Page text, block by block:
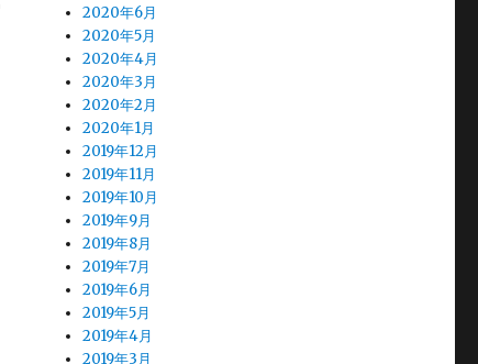
2020年6月
2020年5月
2020年4月
2020年3月
2020年2月
2020年1月
2019年12月
2019年11月
2019年10月
2019年9月
2019年8月
2019年7月
2019年6月
2019年5月
2019年4月
2019年3月